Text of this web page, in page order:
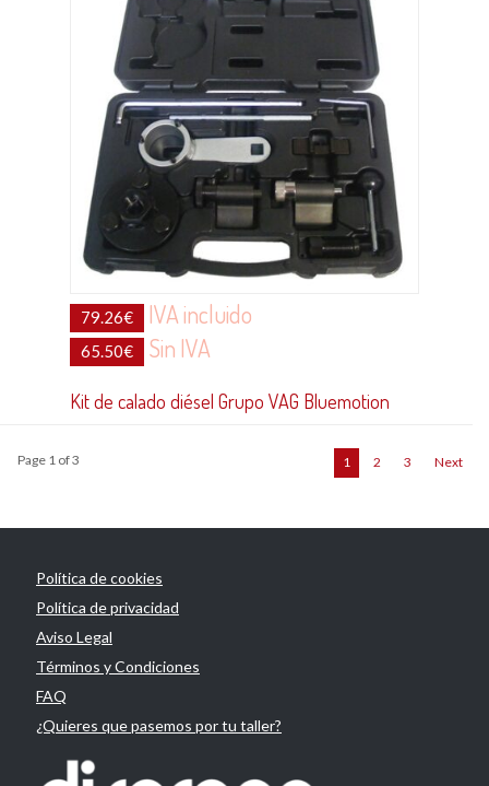
79.26€ IVA incluido
65.50€ Sin IVA
Kit de calado diésel Grupo VAG Bluemotion
Page 1 of 3 1 2 3 Next
Política de cookies
Política de privacidad
Aviso Legal
Términos y Condiciones
FAQ
¿Quieres que pasemos por tu taller?